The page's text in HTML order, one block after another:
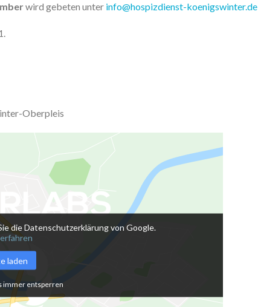
wird gebeten unter info@hospizdienst-koenigswinter.de
Oberpleis
die Datenschutzerklärung von Google.
laden
immer entsperren